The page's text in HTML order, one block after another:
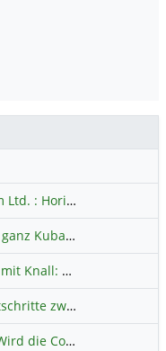
IRW-News: Horizon Petroleum Ltd. : Horizon Petroleum beginnt mit der Testförderung im Projekt Lachowice in Polen und schließt die Platzierung einer überzeichneten Wandelanleihe ab
Erneuter Strom-Blackout legt ganz Kuba lahm
Gold beendet Handelswoche mit Knall: Barrick Mining – Ist diese Aktie wieder ein Kauf?
Ölpreise fallen deutlich - Fortschritte zwischen USA und Iran belasten
Übernahmekampf eskaliert: Wird die Commerzbank italienisch?